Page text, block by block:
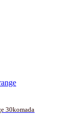
30komada